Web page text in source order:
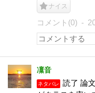
ナイス
コメント(0)
凜音
ネタバレ
読了 論